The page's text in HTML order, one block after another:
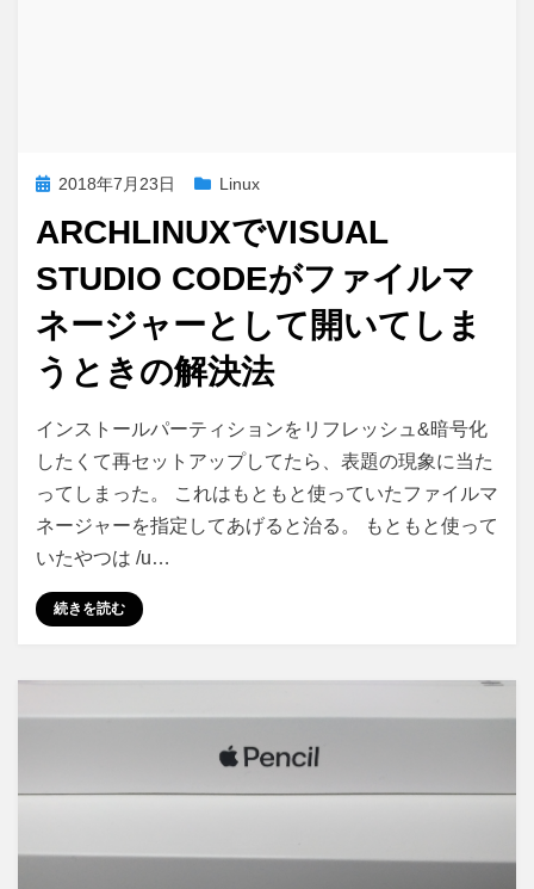
投
日:
2018年7月23日 Linux
ARCHLINUXでVISUAL
STUDIO CODEがファイルマ
ネージャーとして開いてしま
うときの解決法
投稿者 さいこる
ArchLinux
visual
studio
code
が
ァ
イ
マ
コメント
インストールパーティションをリフレッシュ&暗号化
したくて再セットアップしてたら、表題の現象に当た
ってしまった。 これはもともと使っていたファイルマ
ネージャーを指定してあげると治る。 もともと使って
いたやつは /u…
続きを読む